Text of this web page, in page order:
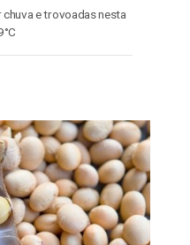
e trovoadas nesta